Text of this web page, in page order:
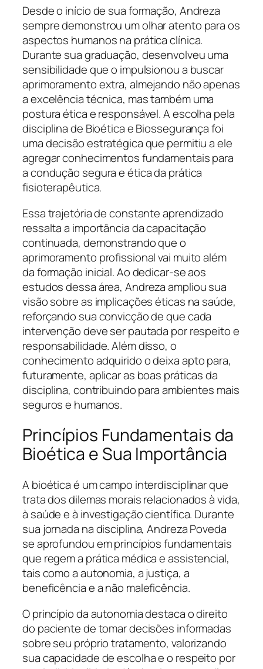
Desde o início de sua formação, Andreza
sempre demonstrou um olhar atento para os
aspectos humanos na prática clínica.
Durante sua graduação, desenvolveu uma
sensibilidade que o impulsionou a buscar
aprimoramento extra, almejando não apenas
a excelência técnica, mas também uma
postura ética e responsável. A escolha pela
disciplina de Bioética e Biossegurança foi
uma decisão estratégica que permitiu a ele
agregar conhecimentos fundamentais para
a condução segura e ética da prática
fisioterapêutica.
Essa trajetória de constante aprendizado
ressalta a importância da capacitação
continuada, demonstrando que o
aprimoramento profissional vai muito além
da formação inicial. Ao dedicar-se aos
estudos dessa área, Andreza ampliou sua
visão sobre as implicações éticas na saúde,
reforçando sua convicção de que cada
intervenção deve ser pautada por respeito e
responsabilidade. Além disso, o
conhecimento adquirido o deixa apto para,
futuramente, aplicar as boas práticas da
disciplina, contribuindo para ambientes mais
seguros e humanos.
Princípios Fundamentais da
Bioética e Sua Importância
A bioética é um campo interdisciplinar que
trata dos dilemas morais relacionados à vida,
à saúde e à investigação científica. Durante
sua jornada na disciplina, Andreza Poveda
se aprofundou em princípios fundamentais
que regem a prática médica e assistencial,
tais como a autonomia, a justiça, a
beneficência e a não maleficência.
O princípio da autonomia destaca o direito
do paciente de tomar decisões informadas
sobre seu próprio tratamento, valorizando
sua capacidade de escolha e o respeito por